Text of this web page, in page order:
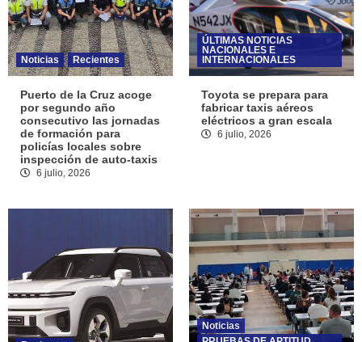
Noticias Recientes
Puerto de la Cruz acoge
por segundo año
consecutivo las jornadas
de formación para
policías locales sobre
inspección de auto-taxis
6 julio, 2026
ÚLTIMAS NOTICIAS
NACIONALES E
INTERNACIONALES
Toyota se prepara para
fabricar taxis aéreos
eléctricos a gran escala
6 julio, 2026
Noticias